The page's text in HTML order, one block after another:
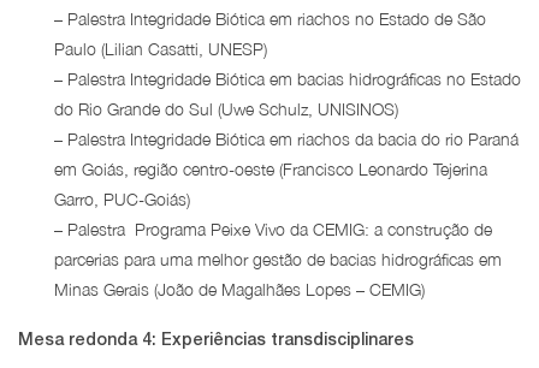
– Palestra Integridade Biótica em riachos no Estado de São
Paulo (Lilian Casatti, UNESP)
– Palestra Integridade Biótica em bacias hidrográficas no Estado
do Rio Grande do Sul (Uwe Schulz, UNISINOS)
– Palestra Integridade Biótica em riachos da bacia do rio Paraná
em Goiás, região centro-oeste (Francisco Leonardo Tejerina
Garro, PUC-Goiás)
– Palestra Programa Peixe Vivo da CEMIG: a construção de
parcerias para uma melhor gestão de bacias hidrográficas em
Minas Gerais (João de Magalhães Lopes – CEMIG)
Mesa redonda 4: Experiências transdisciplinares